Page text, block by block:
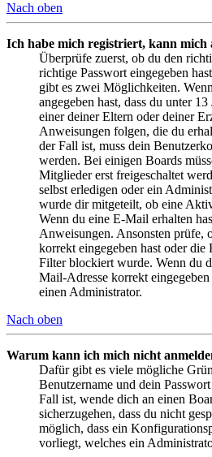
Nach oben
Ich habe mich registriert, kann mich
Überprüfe zuerst, ob du den
richtige Passwort eingegeben
gibt es zwei Möglichkeiten. Wenn
angegeben hast, dass du unter
einer deiner Eltern oder deiner
Anweisungen folgen, die du
der Fall ist, muss dein
werden. Bei einigen Boards
Mitglieder erst freigeschaltet
selbst erledigen oder ein
wurde dir mitgeteilt, ob eine
Wenn du eine E-Mail erhalten
Anweisungen. Ansonsten prüfe,
korrekt eingegeben hast oder
Filter blockiert wurde. Wenn du
Mail-Adresse korrekt
einen Administrator.
Nach oben
Warum kann ich mich nicht
Dafür gibt es viele mögliche
Benutzername und dein
Fall ist, wende dich an einen
sicherzugehen, dass du nicht
möglich, dass ein
vorliegt, welches ein